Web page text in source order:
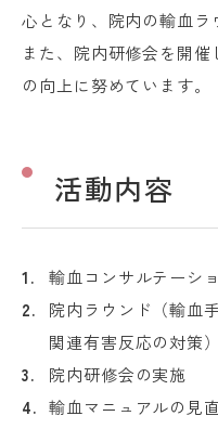
心となり、院内の輸血ラ
また、院内研修会を開
の向上に努めています。
活動内容
輸血コンサルテーシ
院内ラウンド（輸血
関連有害反応の対策）
院内研修会の実施
輸血マニュアルの見